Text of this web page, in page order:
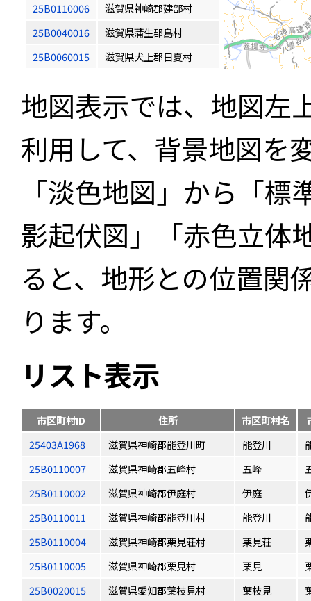
25B0110006
滋賀県神崎郡建部村
25B0040016
滋賀県蒲生郡島村
25B0060015
滋賀県犬上郡日夏村
地図表示では、地図左
利用して、背景地図を
「淡色地図」から「
影起伏図」「赤色立体
ると、地形との位置関
ります。
リスト表示
市区町村ID 住所 市区町村名
25403A1968
滋賀県神崎郡能登川町 能登川
25B0110007
滋賀県神崎郡五峰村 五峰
25B0110002
滋賀県神崎郡伊庭村 伊庭
25B0110011
滋賀県神崎郡能登川村 能登川
25B0110004
滋賀県神崎郡栗見荘村 栗見荘
25B0110005
滋賀県神崎郡栗見村 栗見
25B0020015
滋賀県愛知郡葉枝見村 葉枝見